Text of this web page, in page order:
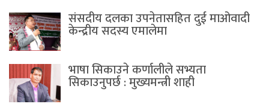
संसदीय दलका उपनेतासहित दुई माओवादी
केन्द्रीय सदस्य एमालेमा
भाषा सिकाउने कर्णालीले सभ्यता
सिकाउनुपर्छ : मुख्यमन्त्री शाही